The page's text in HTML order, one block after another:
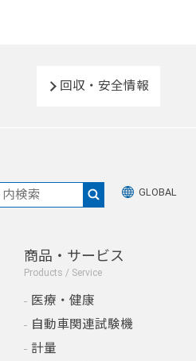
回収・安全情報
GLOBAL
商品・サービス
Products / Service
医療・健康
自動車関連試験機
計量